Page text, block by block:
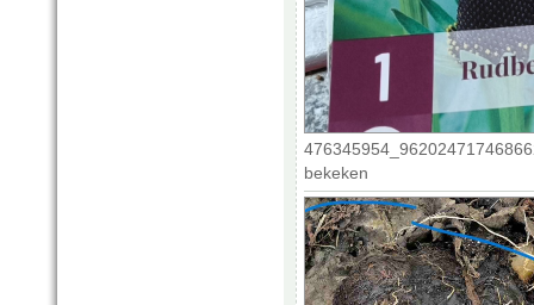
bekeken